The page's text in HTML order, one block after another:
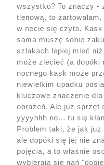
wszystko? To znaczy -
tlenową, to
w necie się czyta. Kask
sama muszę sobie
szlakach lepiej mieć
może zlecieć (a dopóki
nocnego kask może
niewielkim upadku
kluczowe znaczenie
obrażeń. Ale już sprzęt
yyyyhhh no... tu się
Problem taki, że jak
ale dopóki się jej nie
pojęcia, a to właśnie
wybierają się nań